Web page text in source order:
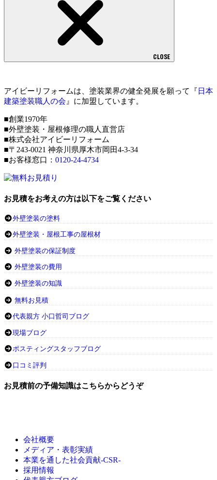
CLOSE
アイビーリフォームは、塗装業界の健全発展を願って『 日本
建築塗装職人の会 』に加盟しています。
■創業1970年
■外壁塗装・屋根修理の職人直営店
■株式会社アイビーリフォーム
■〒243-0021 神奈川県厚木市岡田4-3-34
■お客様窓口： 0120-24-4734
お見積をお考えの方は以下をご覧ください
外壁塗装の塗料
外壁塗装・屋根工事の屋根材
外壁塗装の保証制度
外壁塗装の費用
外壁塗装の知識
無料お見積
代表親方 小口哲司ブログ
現場ブログ
ポスティングスタッフブログ
口コミ評判
お見積前の予備知識はこちらからどうぞ
会社概要
メディア・表彰実績
本業を通した社会貢献-CSR-
採用情報